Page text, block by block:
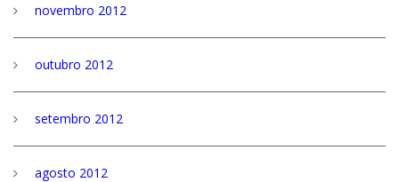
novembro 2012
outubro 2012
setembro 2012
agosto 2012